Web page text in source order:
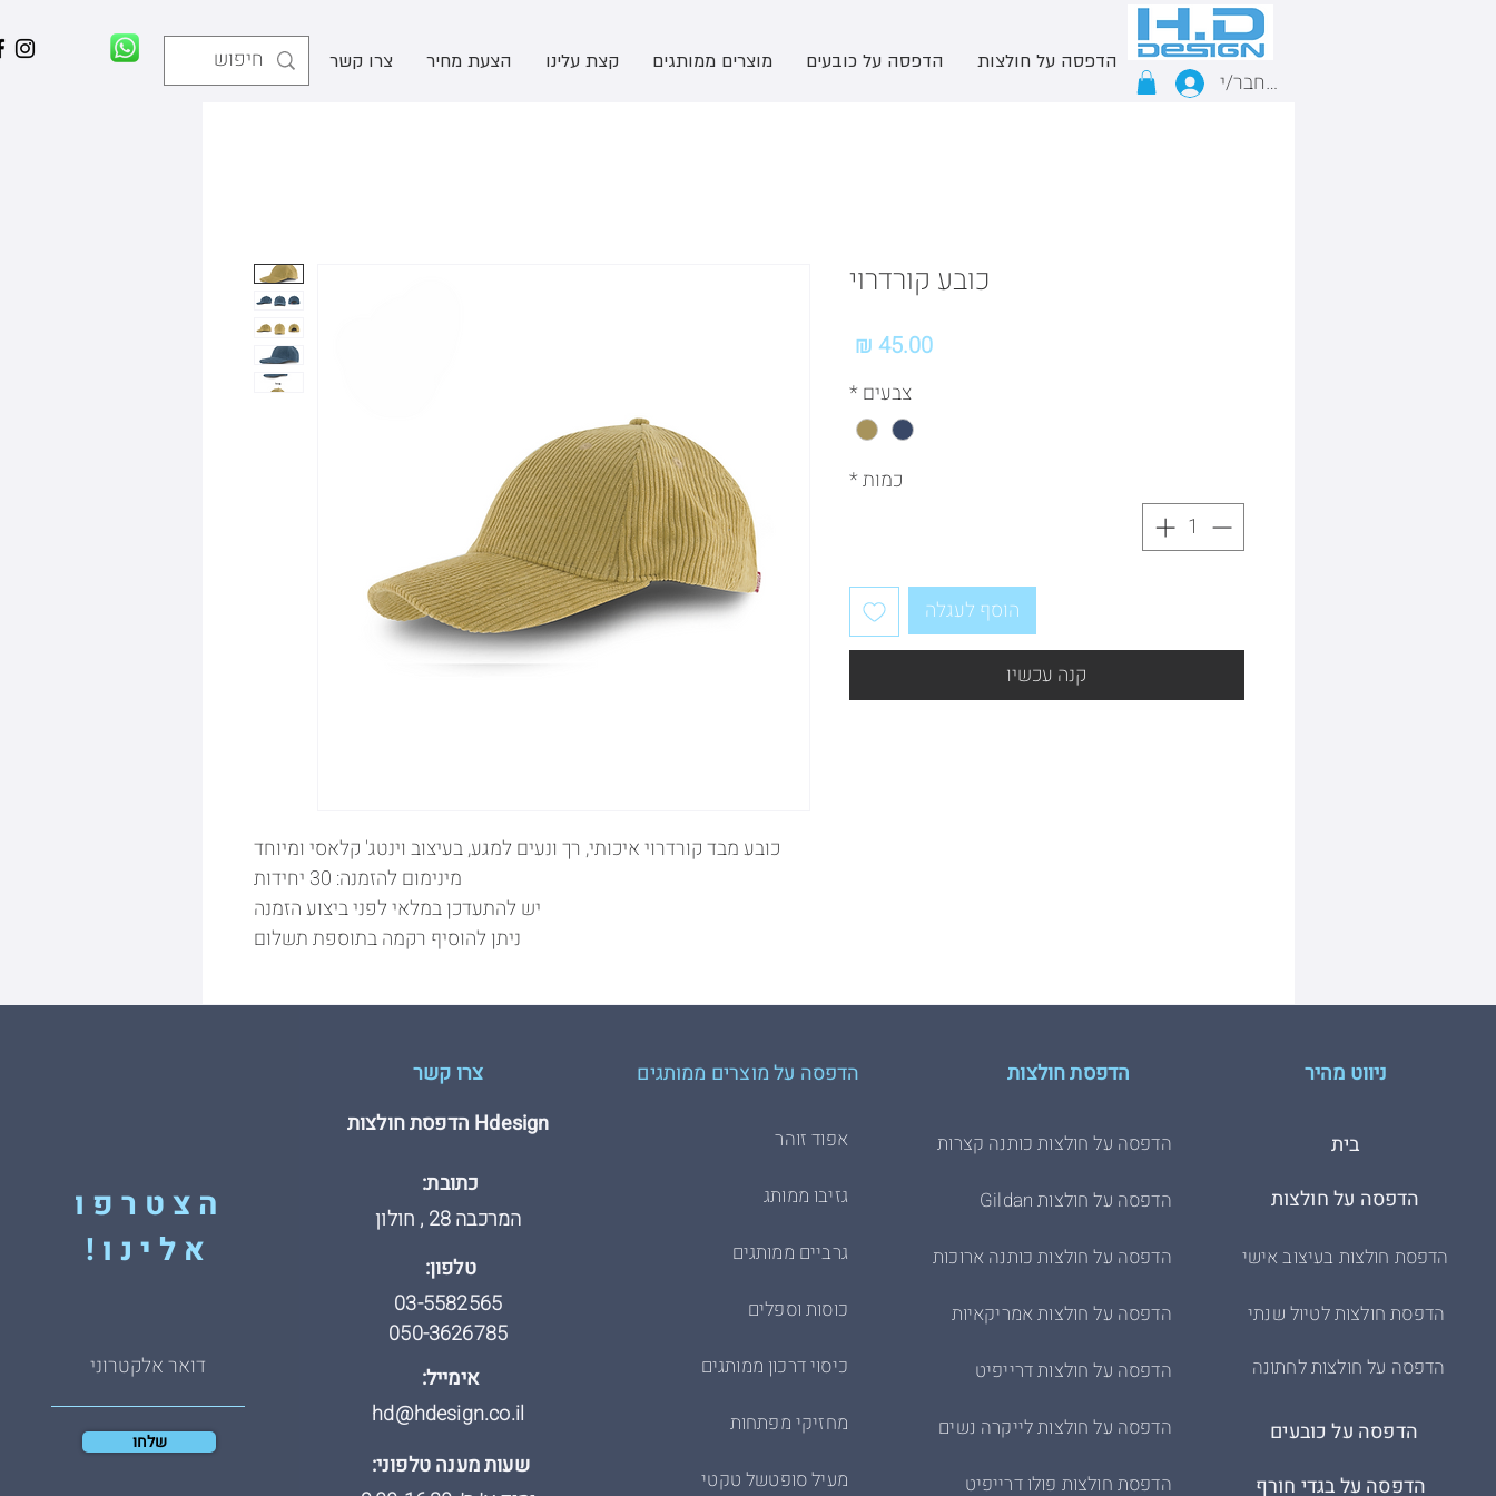
הדפסה על חולצות הדפסה על כובעים מוצרים ממותגים קצת עלינו הצעת מחיר צרו קשר
התחבר/י
כובע מבד קורדרוי איכותי, רך ונעים למגע, בעיצוב וינטג' קלאסי ומיוחד
מינימום להזמנה: 30 יחידות
יש להתעדכן במלאי לפני ביצוע הזמנה
ניתן להוסיף רקמה בתוספת תשלום
כובע קורדרוי
‏45.00 ‏₪
צבעים *
כמות*
הוסף לעגלה
קנה עכשיו
הצטרפו
אלינו!
שלחו
צרו קשר
Hdesign הדפסת חולצות
כתובת:
המרכבה 28 , חולון
טלפון:
03-5582565
050-3626785
אימייל:
hd@hdesign.co.il
שעות מענה טלפוני:
הדפסה על מוצרים ממותגים
אפוד זוהר
גזיבו ממותג
גרביים ממותגים
כוסות וספלים
כיסוי דרכון ממותגים
מחזיקי מפתחות
מעיל סופטשל טקטי
הדפסת חולצות
הדפסה על חולצות כותנה קצרות
הדפסה על חולצות Gildan
הדפסה על חולצות כותנה ארוכות
הדפסה על חולצות אמריקאיות
הדפסה על חולצות דרייפיט
הדפסה על חולצות לייקרה נשים
הדפסת חולצות פולו דרייפיט
ניווט מהיר
בית
הדפסת חולצות בעיצוב אישי
הדפסה על חולצות
הדפסה על חולצות לחתונה
הדפסת חולצות לטיול שנתי
הדפסה על בגדי חורף
הדפסה על כובעים